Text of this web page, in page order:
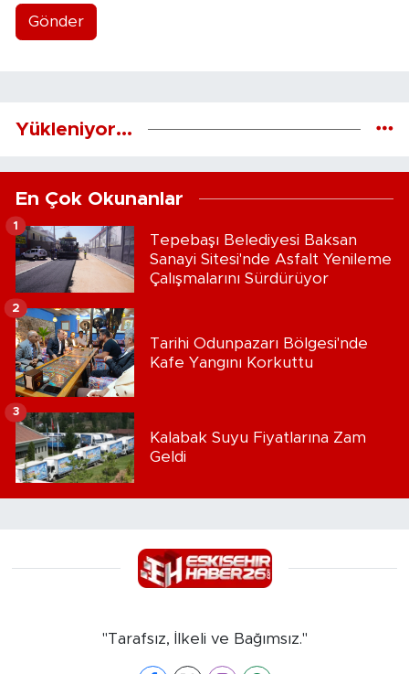
Gönder
Yükleniyor...
En Çok Okunanlar
Tepebaşı Belediyesi Baksan
Sanayi Sitesi'nde Asfalt Yenileme
Çalışmalarını Sürdürüyor
1
Tarihi Odunpazarı Bölgesi'nde
Kafe Yangını Korkuttu
2
Kalabak Suyu Fiyatlarına Zam
Geldi
3
"Tarafsız, İlkeli ve Bağımsız."